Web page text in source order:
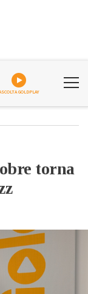
GOLDPLAY
torna